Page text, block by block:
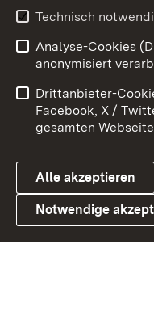
Youtube
Link zum Landesportal
Benutzungshinweise
Datenschutz
Technisch
Analyse-Cookies
anonymisiert
Drittanbieter-
Facebook, X /
gesamten
Alle akzeptieren
Notwendige